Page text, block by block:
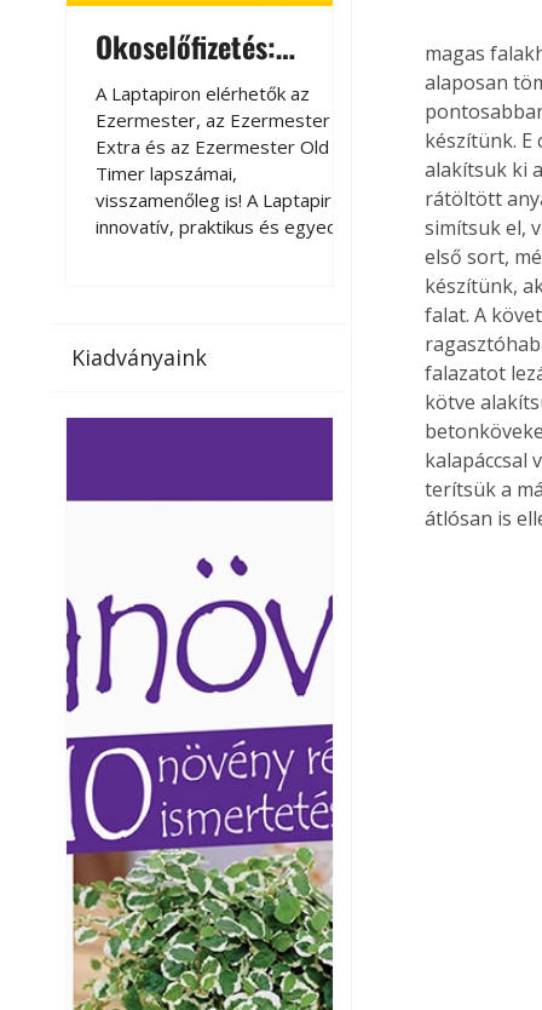
Okoselőfizetés:
Ezermester Extra
A Laptapiron elérhetők az
Ezermester, az Ezermester
Extra és az Ezermester Old
Timer lapszámai,
visszamenőleg is! A Laptapir új,
innovatív, praktikus és egyedi
az otthonában, útközben vagy
elérhetők lapszámaink. Bárhol,
Okoselőfizetés
A Laptapiron
Ezermester, az
Extra és az
Timer lapszámai,
visszamenőleg is! A
innovatív, praktikus
megoldás a
magazinok digitális
számítógépen,
vagy táblagépen.
az otthonában,
nyaralás, pihenés
elérhetők
bármikor, akár
vagy dolgozva is
Ezermester
Laptapir kényelmes
Kiadványaink
magas
alaposan
készítünk. E
alakítsuk ki
rátöltött
simítsuk el,
első sort,
készítünk,
falat. A
falazatot
kötve
kalapáccsal
terítsük a
átlósan is